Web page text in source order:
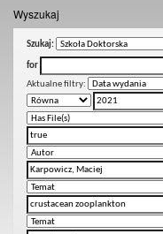
Wyszukaj
Szukaj:
for
Aktualne filtry: